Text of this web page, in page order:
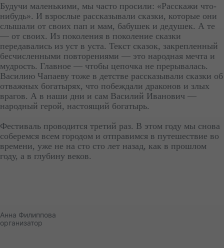
Будучи маленькими, мы часто просили: «Расскажи что-
нибудь». И взрослые рассказывали сказки, которые они
слышали от своих пап и мам, бабушек и дедушек. А те
— от своих. Из поколения в поколение сказки
передавались из уст в уста. Текст сказок, закрепленный
бесчисленными повторениями — это народная мечта и
мудрость. Главное — чтобы цепочка не прерывалась.
Василию Чапаеву тоже в детстве рассказывали сказки об
отважных богатырях, что побеждали драконов и злых
врагов. А в наши дни и сам Василий Иванович —
народный герой, настоящий богатырь.
Фестиваль проводится третий раз. В этом году мы снова
соберемся всем городом и отправимся в путешествие во
времени, уже не на сто сто лет назад, как в прошлом
году, а в глубину веков.
Анна Филиппова
организатор